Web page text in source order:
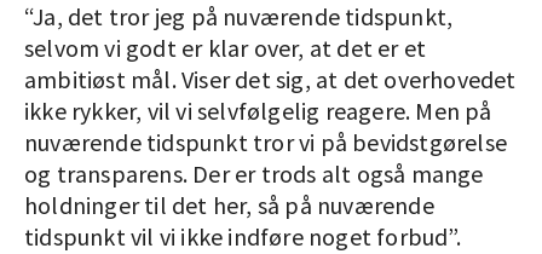
“Ja, det tror jeg på nuværende tidspunkt,
selvom vi godt er klar over, at det er et
ambitiøst mål. Viser det sig, at det overhovedet
ikke rykker, vil vi selvfølgelig reagere. Men på
nuværende tidspunkt tror vi på bevidstgørelse
og transparens. Der er trods alt også mange
holdninger til det her, så på nuværende
tidspunkt vil vi ikke indføre noget forbud”.